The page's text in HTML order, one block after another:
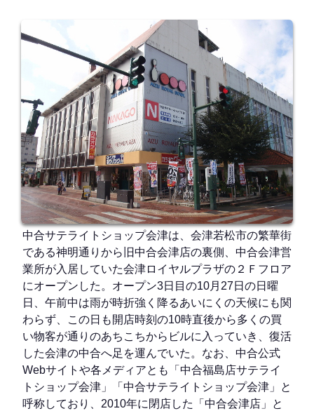
中合サテライトショップ会津は、会津若松市の繁華街
である神明通りから旧中合会津店の裏側、中合会津営
業所が入居していた会津ロイヤルプラザの２Ｆフロア
にオープンした。オープン3日目の10月27日の日曜
日、午前中は雨が時折強く降るあいにくの天候にも関
わらず、この日も開店時刻の10時直後から多くの買
い物客が通りのあちこちからビルに入っていき、復活
した会津の中合へ足を運んでいた。なお、中合公式
Webサイトや各メディアとも「中合福島店サテライ
トショップ会津」「中合サテライトショップ会津」と
呼称しており、2010年に閉店した「中合会津店」と